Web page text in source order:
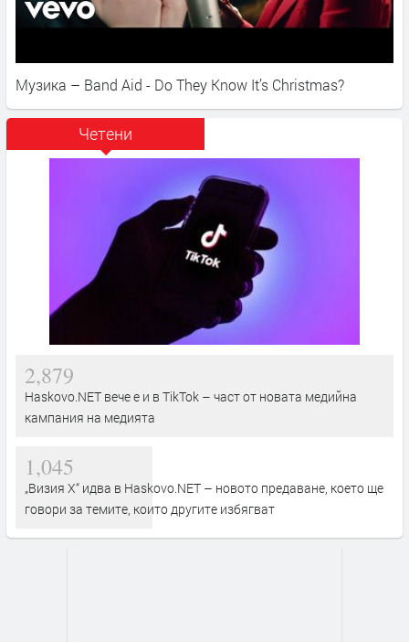
Музика – Band Aid - Do They Know It’s Christmas?
Четени
2,879
Haskovo.NET вече е и в TikTok – част от новата медийна
кампания на медията
1,045
„Визия Х“ идва в Haskovo.NET – новото предаване, което ще
говори за темите, които другите избягват